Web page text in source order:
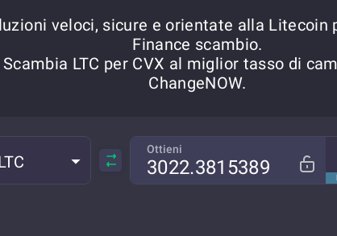
veloci, sicure e orientate alla Litecoin
Finance scambio.
Scambia LTC per CVX al miglior tasso di
ChangeNOW.
Ottieni